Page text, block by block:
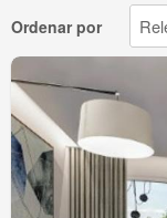
Ordenar por